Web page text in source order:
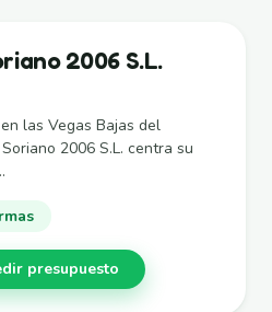
2006 S.L.
las Vegas Bajas del
2006 S.L. centra su
presupuesto